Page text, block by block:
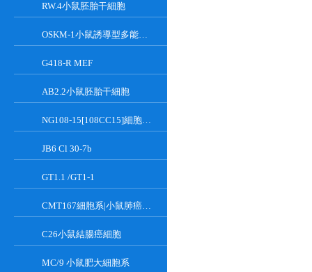
RW.4小鼠胚胎干細胞
OSKM-1小鼠誘導型多能干細胞
G418-R MEF
AB2.2小鼠胚胎干細胞
NG108-15[108CC15]細胞系|小鼠神經母瘤與大鼠膠質瘤之融合細胞
JB6 Cl 30-7b
GT1.1 /GT1-1
CMT167細胞系|小鼠肺癌細胞
C26小鼠結腸癌細胞
MC/9 小鼠肥大細胞系